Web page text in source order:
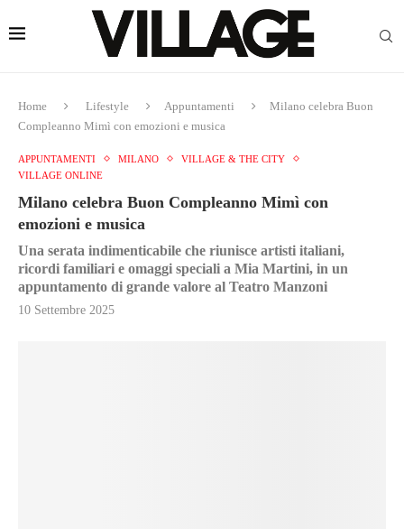
Home Lifestyle Appuntamenti
Milano celebra Buon
Compleanno Mimì con emozioni e musica
APPUNTAMENTI MILANO
VILLAGE & THE CITY
VILLAGE ONLINE
Milano celebra Buon Compleanno Mimì con
emozioni e musica
Una serata indimenticabile che riunisce artisti italiani,
ricordi familiari e omaggi speciali a Mia Martini, in un
appuntamento di grande valore al Teatro Manzoni
10 Settembre 2025